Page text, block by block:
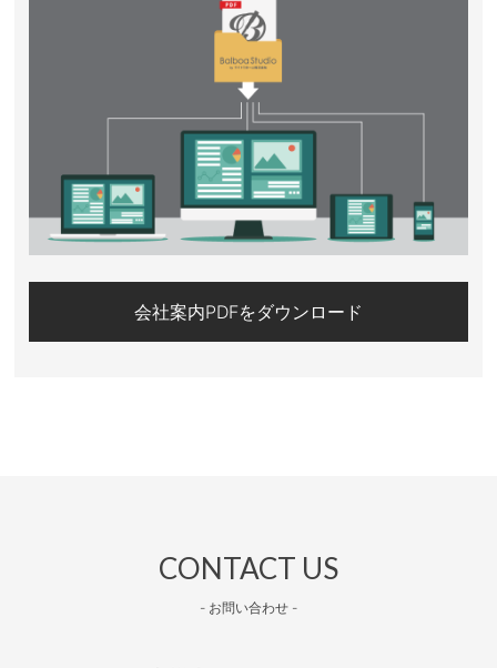
会社案内PDFをダウンロード
CONTACT US
- お問い合わせ -